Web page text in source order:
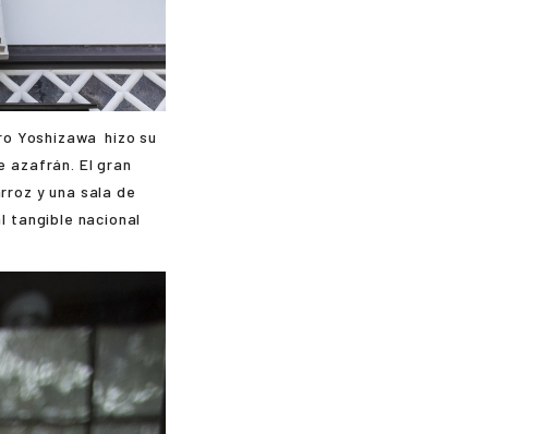
Yoshizawa hizo su
azafrán. El gran
y una sala de
tangible nacional